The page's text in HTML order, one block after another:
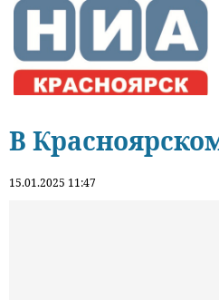
В
15.01.2025 11:47